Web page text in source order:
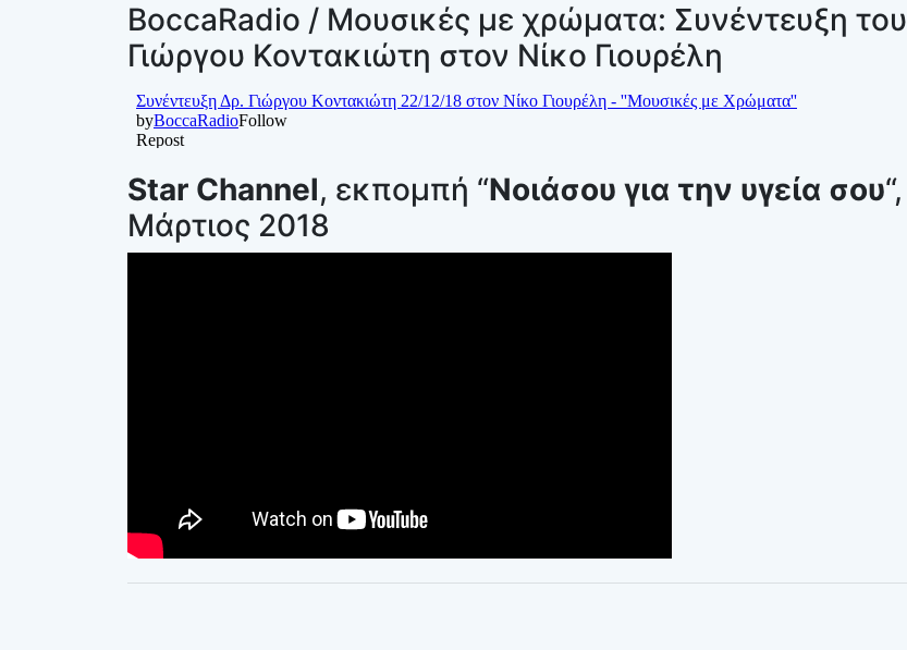
BoccaRadio / Μουσικές με χρώματα: Συνέντευξη του
Γιώργου Κοντακιώτη στον Νίκο Γιουρέλη
Star Channel, εκπομπή “Νοιάσου για την υγεία σου“,
Μάρτιος 2018